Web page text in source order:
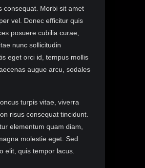
consequat. Morbi sit amet
vel. Donec efficitur quis
posuere cubilia curae;
nunc sollicitudin
eget orci id, tempus mollis
augue arcu, sodales
turpis vitae, viverra
risus consequat tincidunt.
elementum quam diam,
molestie eget. Sed
elit, quis tempor lacus.